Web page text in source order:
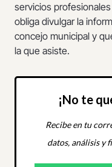
servicios
obliga divulgar la
concejo municipal y
la que asiste.
¡No te
Recibe en tu
datos, análisis y